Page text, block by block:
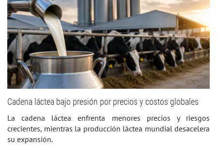
Cadena láctea bajo presión por precios y costos globales
La cadena láctea enfrenta menores precios y riesgos
crecientes, mientras la producción láctea mundial desacelera
su expansión.